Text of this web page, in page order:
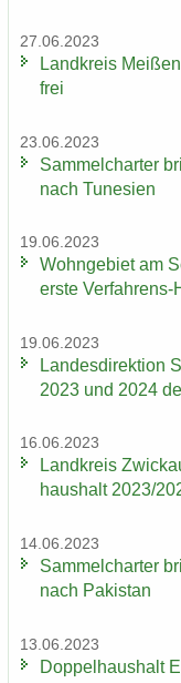
27.06.2023
Land­kreis
frei
23.06.2023
Sam­mel­char­ter
nach Tu­ne­si­en
19.06.2023
Wohn­ge­biet am
erste Verfahrens-​
19.06.2023
Lan­des­di­rek­ti­on
2023 und 2024
16.06.2023
Land­kreis
haus­halt 2023/
14.06.2023
Sam­mel­char­ter
nach Pa­ki­stan
13.06.2023
Dop­pel­haus­halt